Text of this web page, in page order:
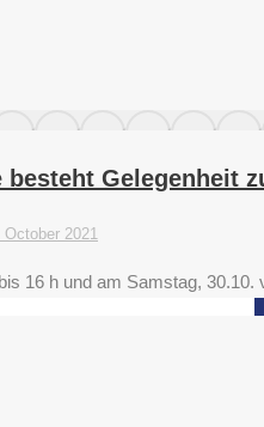
besteht Gelegenheit
October 2021
16 h und am Samstag,